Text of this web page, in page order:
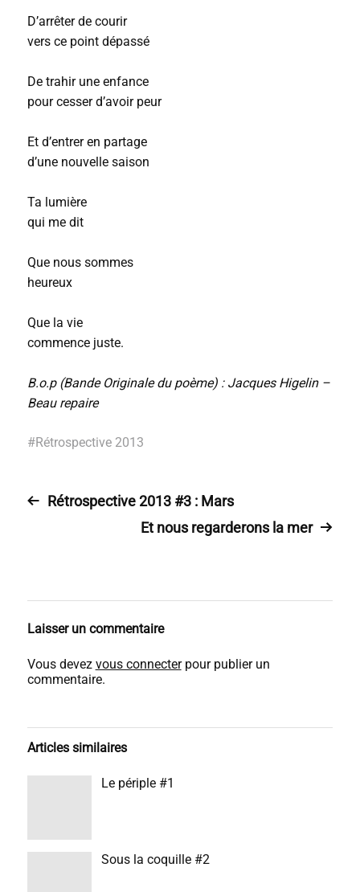
D’arrêter de courir
vers ce point dépassé
De trahir une enfance
pour cesser d’avoir peur
Et d’entrer en partage
d’une nouvelle saison
Ta lumière
qui me dit
Que nous sommes
heureux
Que la vie
commence juste.
B.o.p (Bande Originale du poème) : Jacques Higelin –
Beau repaire
#Rétrospective 2013
Rétrospective 2013 #3 : Mars
Et nous regarderons la mer
Laisser un commentaire
Vous devez vous connecterpour publier un
commentaire.
Articles similaires
Le périple #1
Sous la coquille #2